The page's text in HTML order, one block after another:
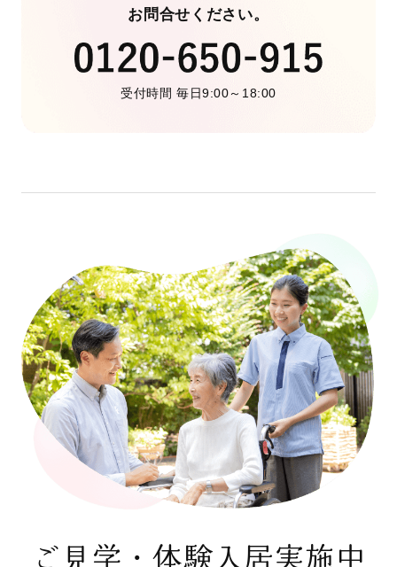
お問合せください。
受付時間 毎日9:00～18:00
ご見学・体験入居実施中